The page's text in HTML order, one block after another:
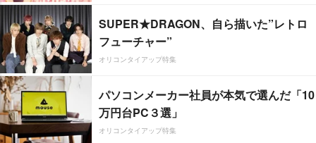
SUPER★DRAGON、自ら描いた”レトロ
フューチャー”
オリコンタイアップ特集
パソコンメーカー社員が本気で選んだ「10
万円台PC３選」
オリコンタイアップ特集